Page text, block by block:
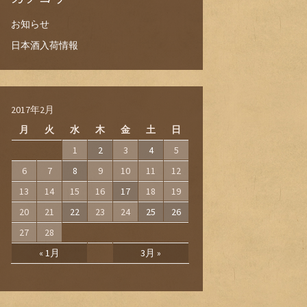
お知らせ
日本酒入荷情報
2017年2月
月
火 水 木 金 土 日
« 1月 3月 »
1 2 3 4
5
6
7 8 9 10 11
12
13
14 15 16 17 18
19
20
21 22 23 24 25
26
27
28